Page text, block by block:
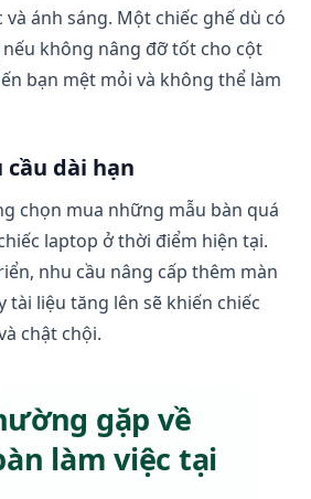
ánh sáng. Một chiếc ghế dù có
không nâng đỡ tốt cho cột
bạn mệt mỏi và không thể làm
dài hạn
chọn mua những mẫu bàn quá
laptop ở thời điểm hiện tại.
nhu cầu nâng cấp thêm màn
tài liệu tăng lên sẽ khiến chiếc
chật chội.
gặp về
làm việc tại